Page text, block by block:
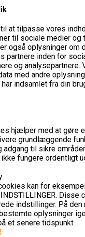
at tilpasse vores
til sociale medier og
også oplysninger om
partnere inden for
og analysepartnere.
med andre
indsamlet fra din
hjælper med at gøre
grundlæggende
adgang til sikre
fungere ordentligt
kan for
Disse
indstillinger. På den
oplysninger
et senere tidspunkt.